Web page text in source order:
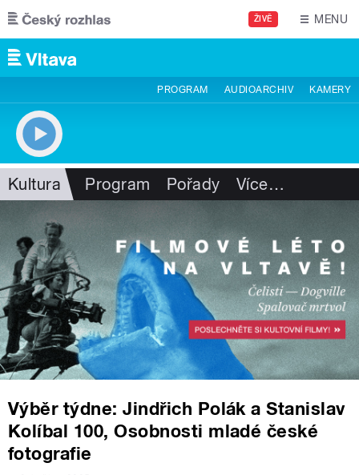
Přejít k hlavnímu obsahu
ŽIVĚ MENU
PROGRAM AUDIOARCHIV KAMERY
Kultura Program Pořady Více…
Výběr týdne: Jindřich Polák a Stanislav
Kolíbal 100, Osobnosti mladé české
fotografie